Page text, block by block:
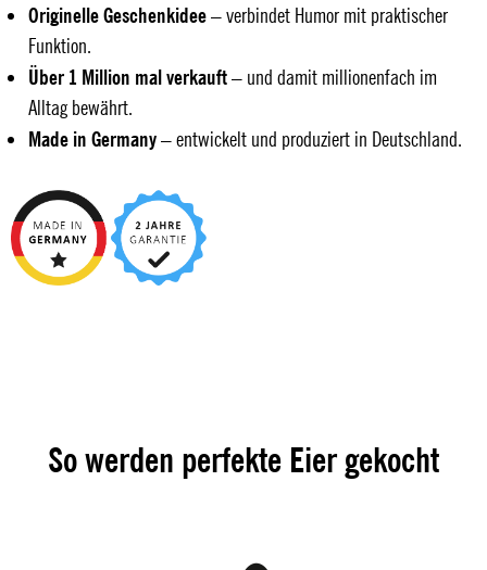
Originelle Geschenkidee– verbindet Humor mit praktischer
Funktion.
Über 1 Million mal verkauft– und damit millionenfach im
Alltag bewährt.
Made in Germany– entwickelt und produziert in Deutschland.
So werden perfekte Eier gekocht